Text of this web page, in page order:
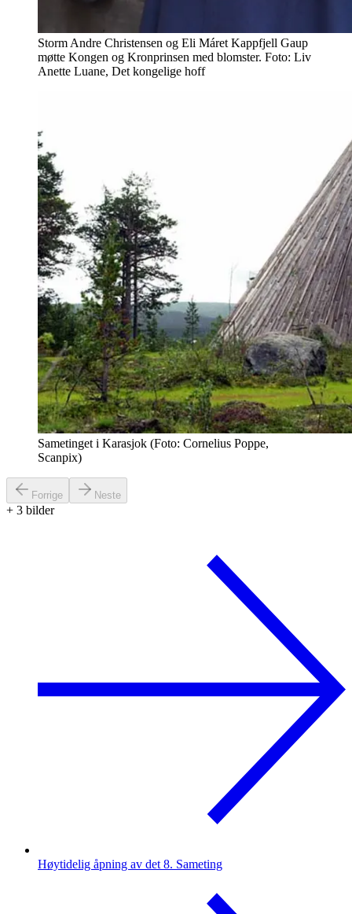
Storm Andre Christensen og Eli Máret Kappfjell Gaup
møtte Kongen og Kronprinsen med blomster. Foto: Liv
Anette Luane, Det kongelige hoff
Sametinget i Karasjok (Foto: Cornelius Poppe,
Scanpix)
Forrige Neste
+ 3 bilder
Høytidelig åpning av det 8. Sameting